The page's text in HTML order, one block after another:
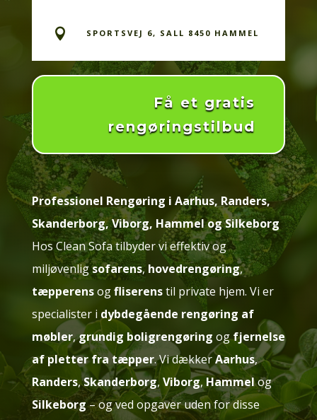
 SPORTSVEJ 6, SALL 8450 HAMMEL
Få et gratis
rengøringstilbud
Professionel Rengøring i Aarhus, Randers,
Skanderborg, Viborg, Hammel og Silkeborg
Hos Clean Sofa tilbyder vi effektiv og
miljøvenligsofarens, hovedrengøring,
tæpperensogfliserenstil private hjem. Vi er
specialister i dybdegående rengøring af
møbler,grundig boligrengøring ogfjernelse
af pletter fra tæpper. Vi dækkerAarhus,
Randers,Skanderborg, Viborg, Hammelog
Silkeborg– og ved opgaver uden for disse